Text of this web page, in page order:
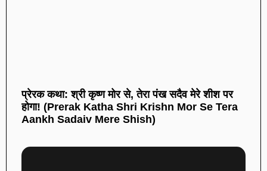
प्रेरक कथा: श्री कृष्ण मोर से, तेरा पंख सदैव मेरे शीश पर
होगा! (Prerak Katha Shri Krishn Mor Se Tera
Aankh Sadaiv Mere Shish)